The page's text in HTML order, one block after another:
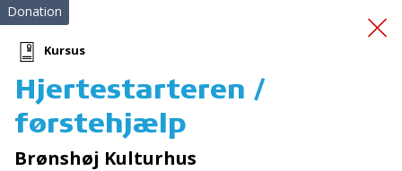
Kvalitet i Neurologisk
Rehab
Donation
Kursus
Hjertestarteren /
førstehjælp
Brønshøj Kulturhus